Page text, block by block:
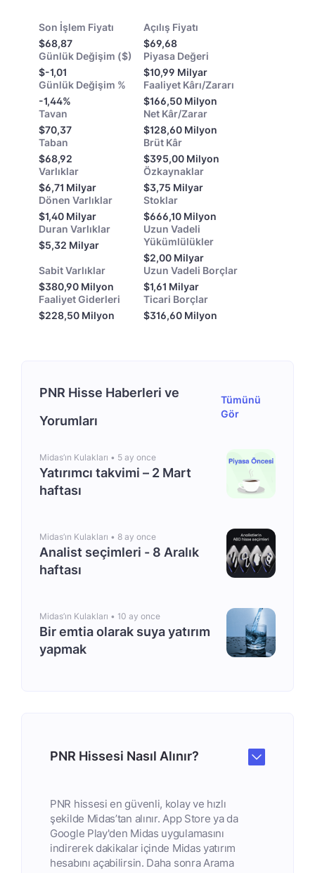
Son İşlem Fiyatı
$68,87
Açılış Fiyatı
$69,68
Günlük Değişim ($)
$-1,01
Piyasa Değeri
$10,99 Milyar
Günlük Değişim %
-1,44%
Faaliyet Kârı/Zararı
$166,50 Milyon
Tavan
$70,37
Net Kâr/Zarar
$128,60 Milyon
Taban
$68,92
Brüt Kâr
$395,00 Milyon
Varlıklar
$6,71 Milyar
Özkaynaklar
$3,75 Milyar
Dönen Varlıklar
$1,40 Milyar
Stoklar
$666,10 Milyon
Duran Varlıklar
$5,32 Milyar
Uzun Vadeli
Yükümlülükler
$2,00 Milyar
Sabit Varlıklar
$380,90 Milyon
Uzun Vadeli Borçlar
$1,61 Milyar
Faaliyet Giderleri
$228,50 Milyon
Ticari Borçlar
$316,60 Milyon
PNR Hisse Haberleri ve
Yorumları
Tümünü
Gör
Midas’ın Kulakları • 5 ay once
Yatırımcı takvimi – 2 Mart
haftası
Midas’ın Kulakları • 8 ay once
Analist seçimleri - 8 Aralık
haftası
Midas’ın Kulakları • 10 ay once
Bir emtia olarak suya yatırım
yapmak
PNR Hissesi Nasıl Alınır?
PNR hissesi en güvenli, kolay ve hızlı
şekilde Midas’tan alınır. App Store ya da
Google Play'den Midas uygulamasını
indirerek dakikalar içinde Midas yatırım
hesabını açabilirsin. Daha sonra Arama